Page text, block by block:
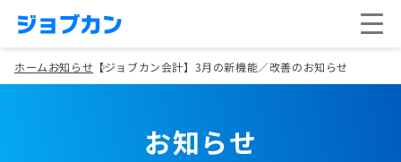
ホームお知らせ 【ジョブカン会計】3月の新機能／改善のお知らせ
お知らせ